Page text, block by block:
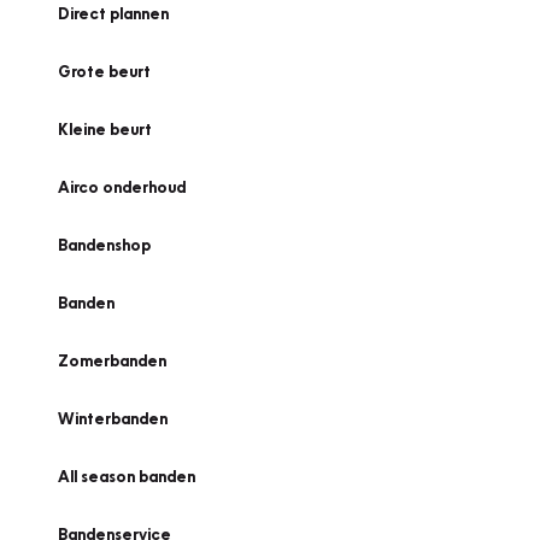
Direct plannen
Grote beurt
Kleine beurt
Airco onderhoud
Bandenshop
Banden
Zomerbanden
Winterbanden
All season banden
Bandenservice